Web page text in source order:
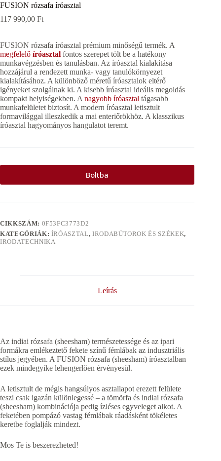
FUSION rózsafa íróasztal
117 990,00 Ft
FUSION rózsafa íróasztal prémium minőségű termék. A
megfelelő íróasztal fontos szerepet tölt be a hatékony
munkavégzésben és tanulásban. Az íróasztal kialakítása
hozzájárul a rendezett munka- vagy tanulókörnyezet
kialakításához. A különböző méretű íróasztalok eltérő
igényeket szolgálnak ki. A kisebb íróasztal ideális megoldás
kompakt helyiségekben. A nagyobb íróasztal tágasabb
munkafelületet biztosít. A modern íróasztal letisztult
formavilággal illeszkedik a mai enteriőrökhöz. A klasszikus
íróasztal hagyományos hangulatot teremt.
Boltba
CIKKSZÁM: 0F53FC3773D2
KATEGÓRIÁK: ÍRÓASZTAL, IRODABÚTOROK ÉS SZÉKEK,
IRODATECHNIKA
Leírás
Az indiai rózsafa (sheesham) természetessége és az ipari
formákra emlékeztető fekete színű fémlábak az indusztriális
stílus jegyében. A FUSION rózsafa (sheesham) íróasztalban
ezek mindegyike lehengerlően érvényesül.
A letisztult de mégis hangsúlyos asztallapot erezett felülete
teszi csak igazán különlegessé – a tömörfa és indiai rózsafa
(sheesham) kombinációja pedig ízléses egyveleget alkot. A
feketében pompázó vastag fémlábak ráadásként tökéletes
keretbe foglalják mindezt.
Mos Te is beszerezheted!